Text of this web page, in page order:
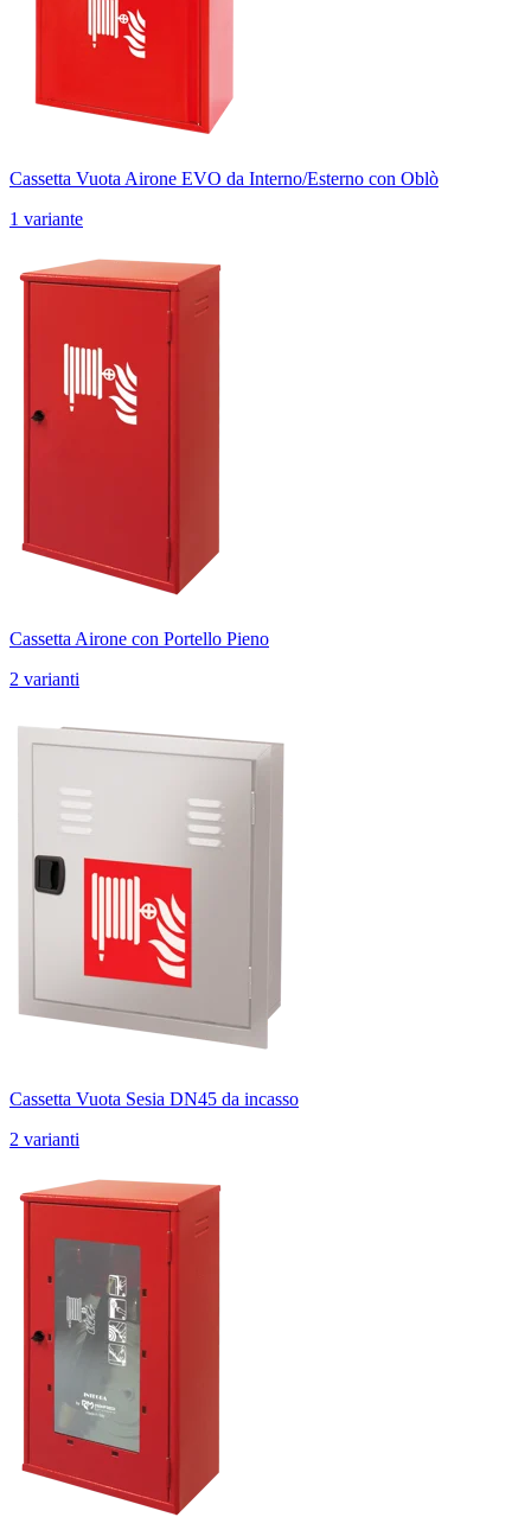
Cassetta Vuota Airone EVO da Interno/Esterno con Oblò
1 variante
Cassetta Airone con Portello Pieno
2 varianti
Cassetta Vuota Sesia DN45 da incasso
2 varianti